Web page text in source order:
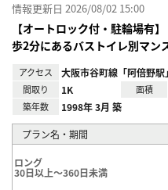
情報更新日 2026/08/02 15:00
【オートロック付・駐輪場有
歩2分にあるバストイレ別マン
アクセス 大阪市谷町線「阿倍野駅」
間取り 1K 面積
築年数 1998年 3月 築
プラン名・期間
ロング
30日以上～360日未満